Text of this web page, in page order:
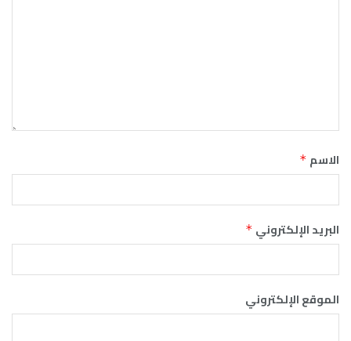
الاسم *
البريد الإلكتروني *
الموقع الإلكتروني